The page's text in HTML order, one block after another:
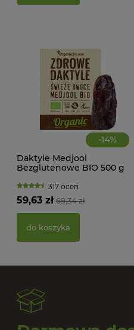
-14%
Daktyle Medjool
Bezglutenowe BIO 500 g
317 ocen
69,34 zł
59,63 zł
do koszyka